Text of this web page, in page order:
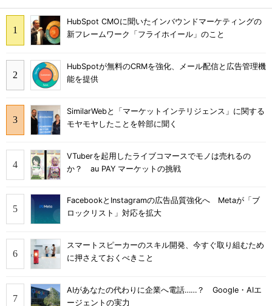
HubSpot CMOに聞いたインバウンドマーケティングの
新フレームワーク「フライホイール」のこと
HubSpotが無料のCRMを強化、メール配信と広告管理機
能を提供
SimilarWebと「マーケットインテリジェンス」に関する
モヤモヤしたことを幹部に聞く
VTuberを起用したライブコマースでモノは売れるの
か？ au PAY マーケットの挑戦
FacebookとInstagramの広告品質強化へ Metaが「ブ
ロックリスト」対応を拡大
スマートスピーカーのスキル開発、今すぐ取り組むため
に押さえておくべきこと
AIがあなたの代わりに企業へ電話……？ Google・AIエ
ージェントの実力